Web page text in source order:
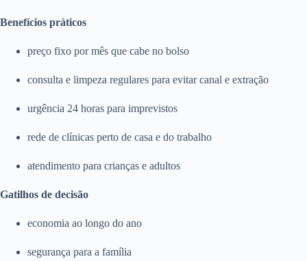
Benefícios práticos
preço fixo por mês que cabe no bolso
consulta e limpeza regulares para evitar canal e extração
urgência 24 horas para imprevistos
rede de clínicas perto de casa e do trabalho
atendimento para crianças e adultos
Gatilhos de decisão
economia ao longo do ano
segurança para a família